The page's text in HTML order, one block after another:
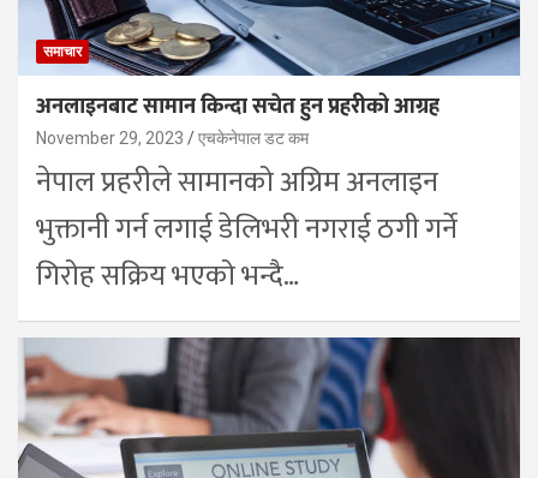
समाचार
अनलाइनबाट सामान किन्दा सचेत हुन प्रहरीको आग्रह
November 29, 2023 एचकेनेपाल डट कम
नेपाल प्रहरीले सामानको अग्रिम अनलाइन
भुक्तानी गर्न लगाई डेलिभरी नगराई ठगी गर्ने
गिरोह सक्रिय भएको भन्दै…